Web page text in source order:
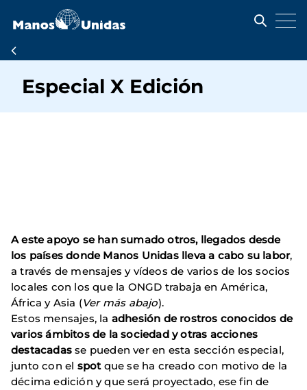
contenido
principal
Ruta
de
navegación
Especial X Edición
A este apoyo se han sumado otros, llegados desde
los países donde Manos Unidas lleva a cabo su labor,
a través de mensajes y vídeos de varios de los socios
locales con los que la ONGD trabaja en América,
África y Asia (Ver más abajo).
Estos mensajes, la adhesión de rostros conocidos de
varios ámbitos de la sociedad y otras acciones
destacadas se pueden ver en esta sección especial,
junto con el spot que se ha creado con motivo de la
décima edición y que será proyectado, ese fin de